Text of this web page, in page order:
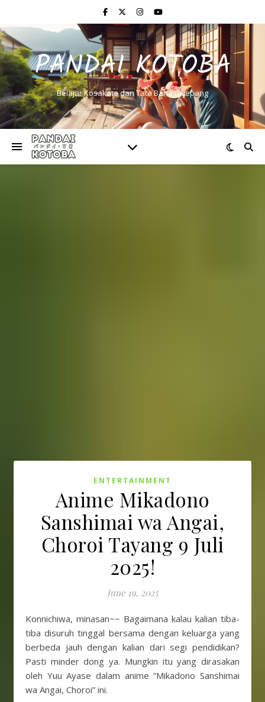
PANDAI KOTOBA
Belajar Kosakata dan Tata Bahasa Jepang
ENTERTAINMENT
Anime Mikadono
Sanshimai wa Angai,
Choroi Tayang 9 Juli
2025!
June 19, 2025
Konnichiwa, minasan~~ Bagaimana kalau kalian tiba-
tiba disuruh tinggal bersama dengan keluarga yang
berbeda jauh dengan kalian dari segi pendidikan?
Pasti minder dong ya. Mungkin itu yang dirasakan
oleh Yuu Ayase dalam anime “Mikadono Sanshimai
wa Angai, Choroi” ini.